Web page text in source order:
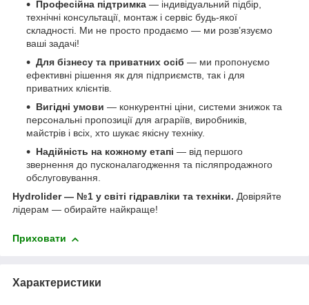
Професійна підтримка — індивідуальний підбір,
технічні консультації, монтаж і сервіс будь-якої
складності. Ми не просто продаємо — ми розв’язуємо
ваші задачі!
Для бізнесу та приватних осіб — ми пропонуємо
ефективні рішення як для підприємств, так і для
приватних клієнтів.
Вигідні умови — конкурентні ціни, системи знижок та
персональні пропозиції для аграріїв, виробників,
майстрів і всіх, хто шукає якісну техніку.
Надійність на кожному етапі — від першого
звернення до пусконалагодження та післяпродажного
обслуговування.
Hydrolider — №1 у світі гідравліки та техніки. Довіряйте
лідерам — обирайте найкраще!
Приховати
Характеристики